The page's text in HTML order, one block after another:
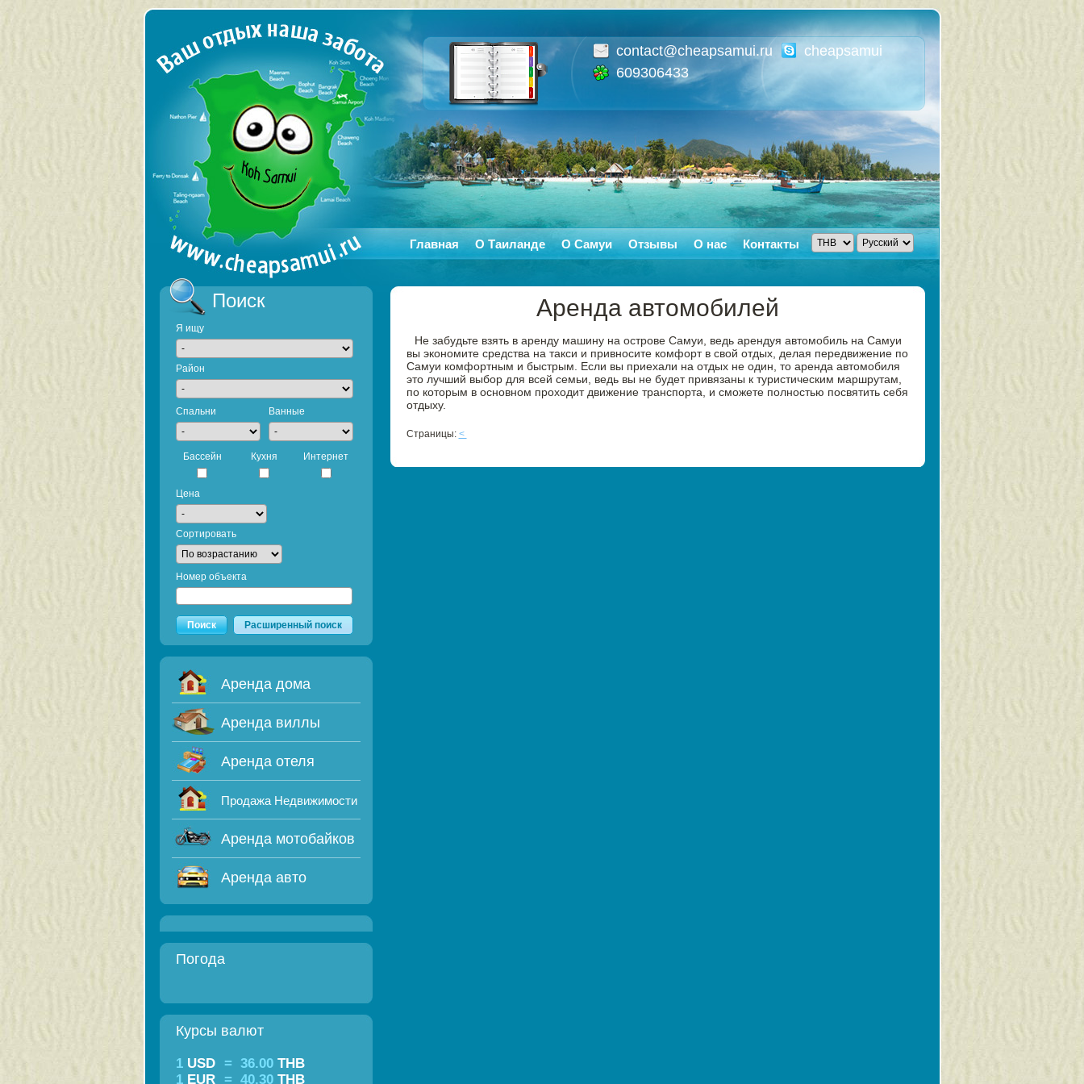
contact@cheapsamui.ru
609306433
cheapsamui
Главная О Таиланде О Самуи Отзывы О нас Контакты
Поиск
Я ищу
Район
Спальни Ванные
Бассейн Кухня Интернет
Цена
Сортировать
Номер объекта
Поиск Расширенный поиск
Аренда дома
Аренда виллы
Аренда отеля
Продажа Недвижимости
Аренда мотобайков
Аренда авто
Погода
Курсы валют
1 USD = 36.00 THB
1 EUR = 40.30 THB
Аренда автомобилей
Не забудьте взять в аренду машину на острове Самуи, ведь арендуя автомобиль на Самуи
вы экономите средства на такси и привносите комфорт в свой отдых, делая передвижение по
Самуи комфортным и быстрым. Если вы приехали на отдых не один, то аренда автомобиля
это лучший выбор для всей семьи, ведь вы не будет привязаны к туристическим маршрутам,
по которым в основном проходит движение транспорта, и сможете полностью посвятить себя
отдыху.
Страницы: <